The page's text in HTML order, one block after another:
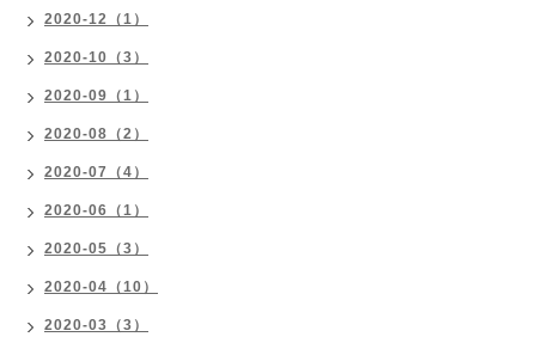
2020-12（1）
2020-10（3）
2020-09（1）
2020-08（2）
2020-07（4）
2020-06（1）
2020-05（3）
2020-04（10）
2020-03（3）